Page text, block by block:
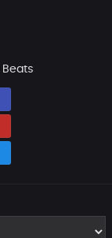
Beats